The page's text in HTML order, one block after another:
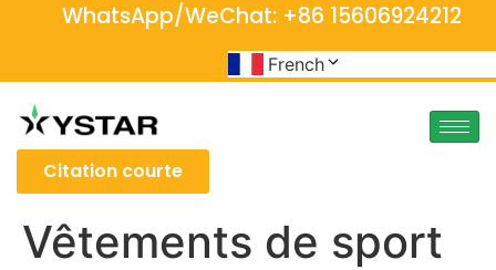
WhatsApp/WeChat: +86 15606924212
French
Citation courte
Vêtements de sport